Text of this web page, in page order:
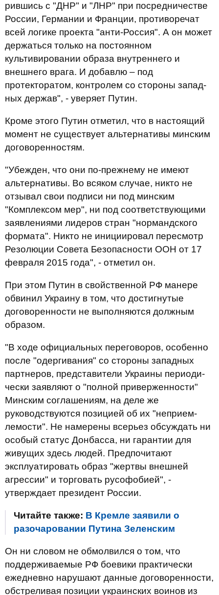
рившись с "ДНР" и "ЛНР" при посред­ничестве
России, Германии и Франции, проти­воречат
всей логике проекта "анти-Россия". А он может
дер­жаться только на постоянном
культивировании образа внут­рен­него и
внешнего врага. И добавлю – под
протекторатом, контро­лем со стороны запад­
ных держав", - уверяет Путин.
Кроме этого Путин отметил, что в настоящий
момент не существует альтернативы минским
договоренностям.
"Убежден, что они по-прежнему не имеют
альтернативы. Во всяком случае, никто не
отзы­вал свои подписи ни под минским
"Комплексом мер", ни под соответ­ствующими
заявле­ниями лидеров стран "нор­мандского
формата". Никто не инициировал пере­смотр
Резолюции Совета Безопас­ности ООН от 17
февраля 2015 года", - отметил он.
При этом Путин в свойственной РФ манере
обвинил Украину в том, что достигнутые
договоренности не выполняются должным
образом.
"В ходе официальных пере­говоров, особенно
после "одергивания" со стороны западных
партнеров, предста­вители Украины перио­ди­
чески заявляют о "полной приверженности"
Минским согла­ше­ниям, на деле же
руководствуются позицией об их "неприем­
лемости". Не намерены всерьез обсуждать ни
особый статус Донбасса, ни гарантии для
живущих здесь людей. Предпо­читают
эксплуатировать образ "жертвы внешней
агрес­сии" и торговать русофобией", -
утверждает президент России.
Читайте также: В Кремле заявили о
разочаровании Путина Зеленским
Он ни словом не обмолвился о том, что
поддерживаемые РФ боевики практически
ежедневно нарушают данные договоренности,
обстреливая позиции украинских воинов из